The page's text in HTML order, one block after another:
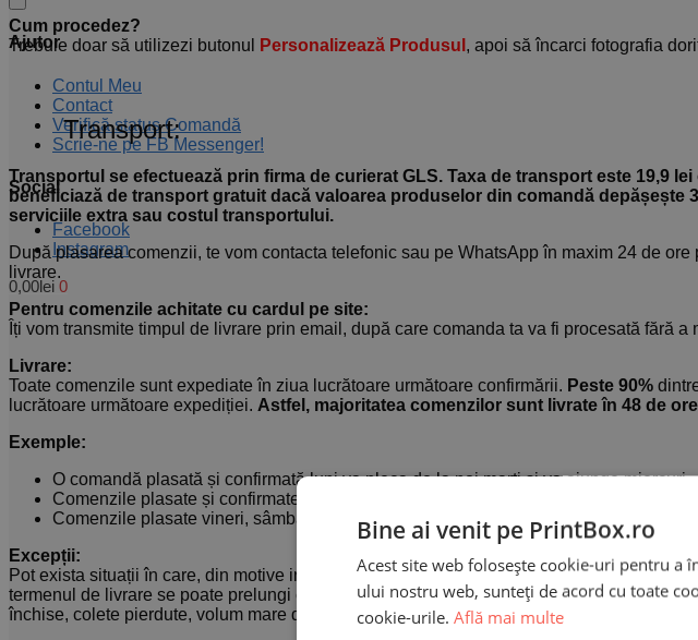
Ajutor
Contul Meu
Contact
Verifică status Comandă
Scrie-ne pe FB Messenger!
Social
Facebook
Instagram
0,00lei 0
Cum procedez?
Trebuie doar să utilizezi butonul
Personalizează Produsul , apoi să încarci fotografia
Transport:
Transportul se efectuează prin firma de curierat GLS. Taxa de transport este 19,9
beneficiază de transport gratuit dacă valoarea produselor din comandă depășește
serviciile extra sau costul transportului.
După plasarea comenzii, te vom contacta telefonic sau pe WhatsApp în maxim 24 de
livrare.
Pentru comenzile achitate cu cardul pe site:
Îți vom transmite timpul de livrare prin email, după care comanda ta va fi procesată fără
Livrare:
Toate comenzile sunt expediate în ziua lucrătoare următoare confirmării. Peste 90%
lucrătoare următoare expediției. Astfel, majoritatea comenzilor sunt livrate în 48 de
Exemple:
O comandă plasată și confirmată luni va pleca de la noi marți și va ajunge miercuri.
Comenzile plasate și confirmate joi vor pleca vineri și vor ajunge luni.
Comenzile plasate vineri, sâmbătă și duminică vor pleca luni/marti și vor ajunge
Excepții:
Pot exista situații în care, din motive independente de noi, GLS să nu reușească să
termenul de livrare se poate prelungi cu o zi lucrătoare. Aceste situații includ accidente
închise, colete pierdute, volum mare de livrări, destinatar negăsit la adresă etc.
Bine ai venit pe PrintBox.ro
Acest site web folosește cookie-uri pentru
ului nostru web, sunteți de acord cu toate
cookie-urile. Află mai multe